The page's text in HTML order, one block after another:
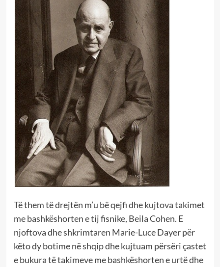
Të them të drejtën m’u bë qejfi dhe kujtova takimet
me bashkëshorten e tij fisnike, Beila Cohen. E
njoftova dhe shkrimtaren Marie-Luce Dayer për
këto dy botime në shqip dhe kujtuam përsëri çastet
e bukura të takimeve me bashkëshorten e urtë dhe